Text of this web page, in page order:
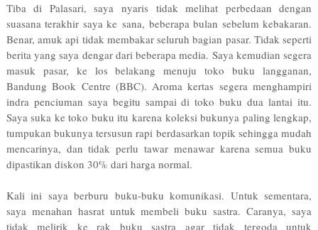
Tiba di Palasari, saya nyaris tidak melihat perbedaan dengan
suasana terakhir saya ke sana, beberapa bulan sebelum kebakaran.
Benar, amuk api tidak membakar seluruh bagian pasar. Tidak seperti
berita yang saya dengar dari beberapa media. Saya kemudian segera
masuk pasar, ke los belakang menuju toko buku langganan,
Bandung Book Centre (BBC). Aroma kertas segera menghampiri
indra penciuman saya begitu sampai di toko buku dua lantai itu.
Saya suka ke toko buku itu karena koleksi bukunya paling lengkap,
tumpukan bukunya tersusun rapi berdasarkan topik sehingga mudah
mencarinya, dan tidak perlu tawar menawar karena semua buku
dipastikan diskon 30% dari harga normal.
Kali ini saya berburu buku-buku komunikasi. Untuk sementara,
saya menahan hasrat untuk membeli buku sastra. Caranya, saya
tidak melirik ke rak buku sastra agar tidak tergoda untuk